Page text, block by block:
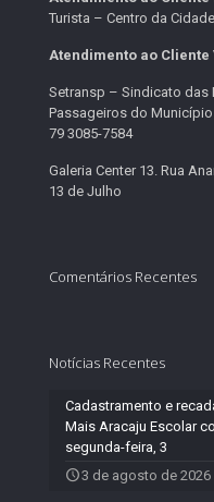
Turista – Centro da Cidade
Atendimento ao
Setransp – Sindicato das
Passageiros do
79 3085-7584
Galeria Center 13. Rua
13 de Julho
Comentários Recentes
Notícias Recentes
Cadastramento e
Mais Aracaju Escolar
segunda-feira, 3
3 de agosto de 2026